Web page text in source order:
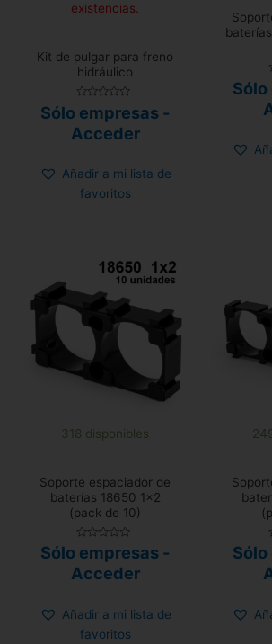
existencias.
Kit de pulgar para freno
hidráulico
con
0
de
Sólo empresas -
Acceder
Añadir a mi lista de
favoritos
0
318 disponibles
Soporte espaciador de
baterías 18650 1×2
(pack de 10)
con
0
de
Sólo empresas -
Acceder
Añadir a mi lista de
favoritos
0